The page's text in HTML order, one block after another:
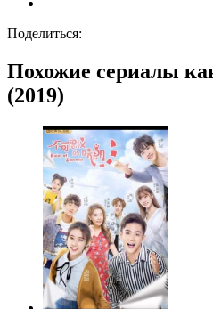
Поделиться:
Похожие сериалы
(2019)